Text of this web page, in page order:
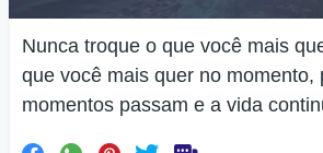
Nunca troque o que você mais
que você mais quer no momento,
momentos passam e a vida